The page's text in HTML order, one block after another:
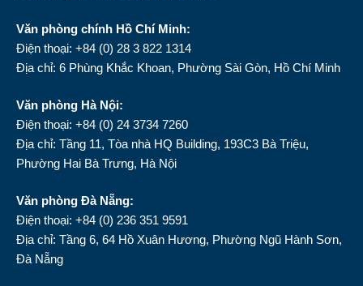
Văn phòng chính Hồ Chí Minh:
Điện thoại: +84 (0) 28 3 822 1314
Địa chỉ: 6 Phùng Khắc Khoan, Phường Sài Gòn, Hồ Chí Minh
Văn phòng Hà Nội:
Điện thoại: +84 (0) 24 3734 7260
Địa chỉ: Tầng 11, Tòa nhà HQ Building, 193C3 Bà Triệu,
Phường Hai Bà Trưng, Hà Nội
Văn phòng Đà Nẵng:
Điện thoại: +84 (0) 236 351 9591
Địa chỉ: Tầng 6, 64 Hồ Xuân Hương, Phường Ngũ Hành Sơn,
Đà Nẵng